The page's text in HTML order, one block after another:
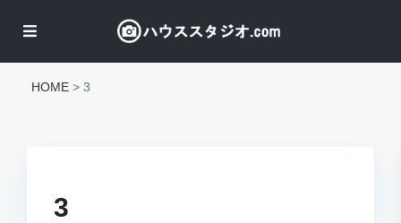
HOME > 3
3